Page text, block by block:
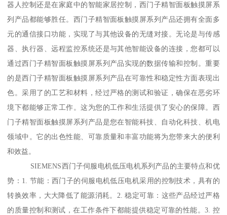
器人控制还是在家庭中的智能家居控制，西门子精智面板触摸屏系
列产品都能够胜任。西门子精智面板触摸屏系列产品还拥有全面多
元的通信接口功能，实现了与其他设备的无缝对接。无论是与传感
器、执行器、远程监控系统还是与其他智能设备的连接，您都可以
通过西门子精智面板触摸屏系列产品实现的数据传输和控制。重要
的是西门子精智面板触摸屏系列产品在可靠性和稳定性方面表现出
色。采用了的工艺和材料，经过严格的测试和验证，确保在恶劣环
境下都能够正常工作。这为您的工作和生活提供了安心的保障。西
门子精智面板触摸屏系列产品是您在智能科技、自动化科技、机电
领域中。它的出色性能、可靠质量和丰富功能将为您带来大的便利
和效益。
SIEMENS西门子伺服电机低压电机系列产品的主要特点和优
势：1. 节能：西门子的伺服电机低压电机采用的控制技术，具有的
转换效率，大大降低了能源消耗。2. 稳定可靠：这些产品经过严格
的质量控制和测试，在工作条件下都能提供稳定可靠的性能。3. 控